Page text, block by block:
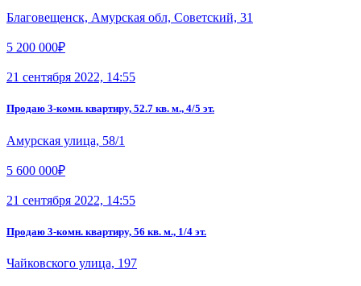
Благовещенск, Амурская обл, Советский, 31
5 200 000₽
21 сентября 2022, 14:55
Продаю 3-комн. квартиру, 52.7 кв. м., 4/5 эт.
Амурская улица, 58/1
5 600 000₽
21 сентября 2022, 14:55
Продаю 3-комн. квартиру, 56 кв. м., 1/4 эт.
Чайковского улица, 197